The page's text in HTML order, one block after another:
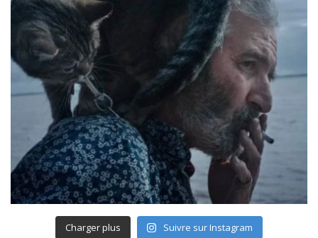
Charger plus Suivre sur Instagram